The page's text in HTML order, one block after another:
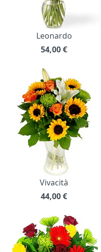
Leonardo
54,00€
Vivacità
44,00€